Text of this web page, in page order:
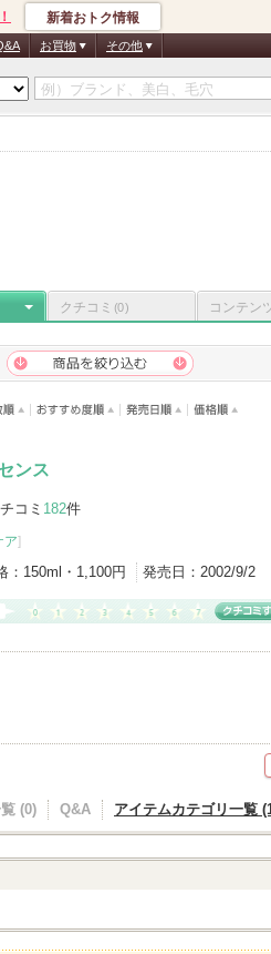
新着おトク情報
お買物 その他
クチコミ (0) コンテン
ンス
コミ 182件
ア]
： 150ml・1,100円 発売日： 2002/9/2
(0) Q&A アイテムカテゴリ一覧